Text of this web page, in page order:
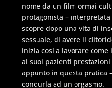
nome da un film ormai cult
protagonista – interpretata
scopre dopo una vita di
sessuale, di avere il
inizia così a lavorare
ai suoi pazienti
appunto in questa pratica
condurla ad un orgasmo.